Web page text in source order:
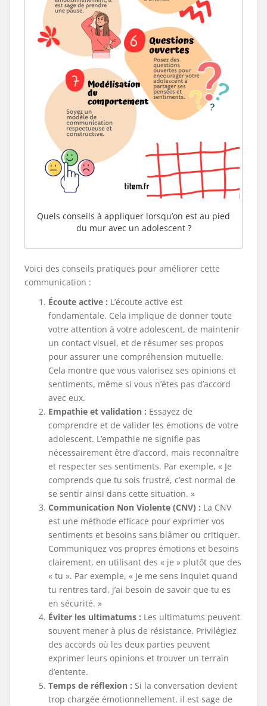
Quels conseils à appliquer lorsqu’on est au pied
du mur avec un adolescent ?
Voici des conseils pratiques pour améliorer cette
communication :
Écoute active : L’écoute active est
fondamentale. Cela implique de donner toute
votre attention à votre adolescent, de maintenir
un contact visuel, et de résumer ses propos
pour assurer une compréhension mutuelle.
Cela montre que vous valorisez ses opinions et
sentiments, même si vous n’êtes pas d’accord
avec eux.
Empathie et validation : Essayez de
comprendre et de valider les émotions de votre
adolescent. L’empathie ne signifie pas
nécessairement être d’accord, mais reconnaître
et respecter ses sentiments. Par exemple, « Je
comprends que tu sois frustré, c’est normal de
se sentir ainsi dans cette situation. »
Communication Non Violente (CNV) : La CNV
est une méthode efficace pour exprimer vos
sentiments et besoins sans blâmer ou critiquer.
Communiquez vos propres émotions et besoins
clairement, en utilisant des « je » plutôt que des
« tu ». Par exemple, « Je me sens inquiet quand
tu rentres tard, j’ai besoin de savoir que tu es
en sécurité. »
Éviter les ultimatums : Les ultimatums peuvent
souvent mener à plus de résistance. Privilégiez
des accords où les deux parties peuvent
exprimer leurs opinions et trouver un terrain
d’entente.
Temps de réflexion : Si la conversation devient
trop chargée émotionnellement, il est sage de